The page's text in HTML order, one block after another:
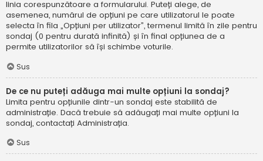
linia corespunzătoare a formularului. Puteți alege, de
asemenea, numărul de opțiuni pe care utilizatorul le poate
selecta în fila „Opțiuni per utilizator”, termenul limită în zile pentru
sondaj (0 pentru durată infinită) și în final opțiunea de a
permite utilizatorilor să își schimbe voturile.
Sus
De ce nu puteți adăuga mai multe opțiuni la sondaj?
Limita pentru opțiunile dintr-un sondaj este stabilită de
administrație. Dacă trebuie să adăugați mai multe opțiuni la
sondaj, contactați Administrația.
Sus